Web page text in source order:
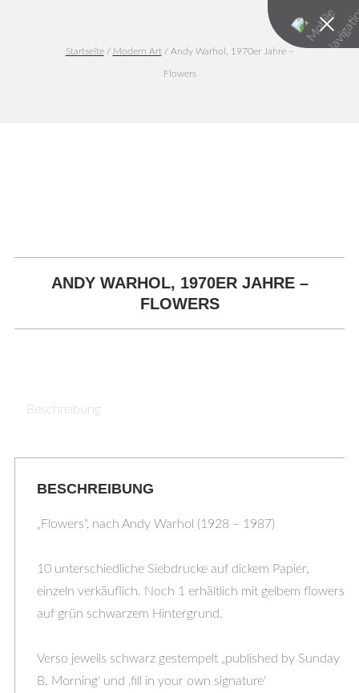
Startseite/ Modern Art/ Andy Warhol, 1970er Jahre –
Flowers
ANDY WARHOL, 1970ER JAHRE –
FLOWERS
Beschreibung
BESCHREIBUNG
„Flowers“, nach Andy Warhol (1928 – 1987)
10 unterschiedliche Siebdrucke auf dickem Papier,
einzeln verkäuflich. Noch 1 erhältlich mit gelbem flowers
auf grün schwarzem Hintergrund.
Verso jeweils schwarz gestempelt „published by Sunday
B. Morning‘ und ‚fill in your own signature‘